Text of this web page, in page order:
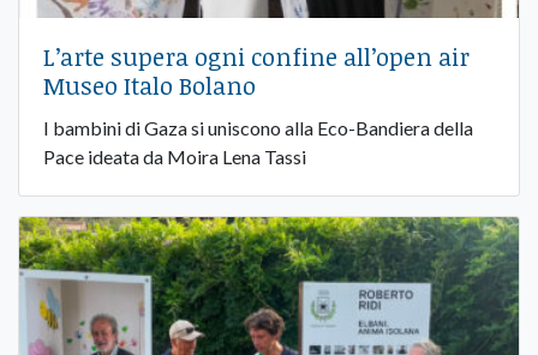
​L’arte supera ogni confine all’open air
Museo Italo Bolano
I bambini di Gaza si uniscono alla Eco-Bandiera della
Pace ideata da Moira Lena Tassi